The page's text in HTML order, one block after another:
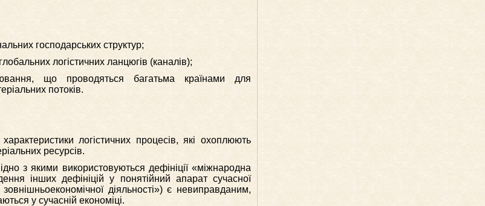
господарських структур;
логістичних ланцюгів (каналів);
що проводяться багатьма країнами для
потоків.
логістичних процесів, які охоплюють
ресурсів.
з якими використовуються дефініції «міжнародна
інших дефініцій у понятійний апарат сучасної
діяльності») є невиправданим,
у сучасній економіці.